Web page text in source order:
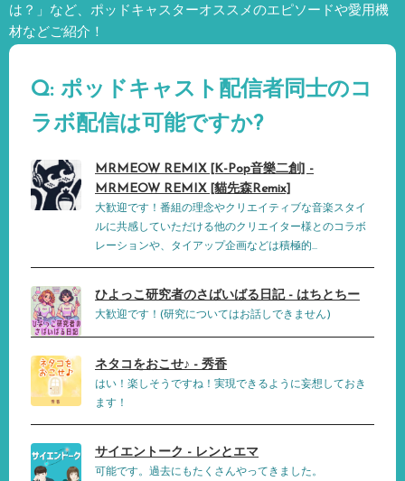
は？」など、 ポッドキャスターオススメのエピソードや愛用機
材などご紹介！
Q: ポッドキャスト配信者同士のコ
ラボ配信は可能ですか?
MRMEOW REMIX [K-Pop音樂二創] -
MRMEOW REMIX [貓先森Remix]
大歓迎です！番組の理念やクリエイティブな音楽スタイ
ルに共感していただける他のクリエイター様とのコラボ
レーションや、タイアップ企画などは積極的...
ひよっこ研究者のさばいばる日記 - はちとちー
大歓迎です！(研究についてはお話しできません)
ネタコをおこせ♪ - 秀香
はい！楽しそうですね！実現できるように妄想しておき
ます！
サイエントーク - レンとエマ
可能です。過去にもたくさんやってきました。